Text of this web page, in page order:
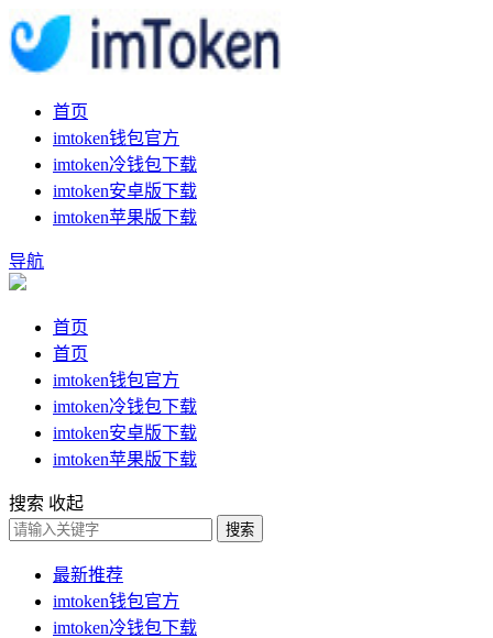
首页
imtoken钱包官方
imtoken冷钱包下载
imtoken安卓版下载
imtoken苹果版下载
导航
首页
首页
imtoken钱包官方
imtoken冷钱包下载
imtoken安卓版下载
imtoken苹果版下载
搜索 收起
搜索
最新推荐
imtoken钱包官方
imtoken冷钱包下载